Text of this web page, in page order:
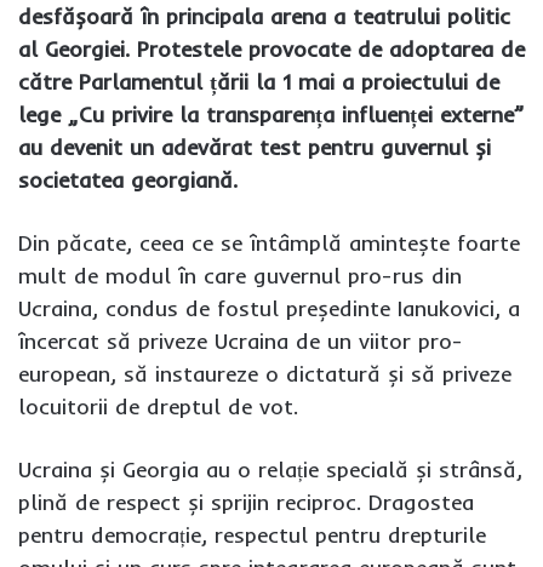
desfășoară în principala arena a teatrului politic
al Georgiei. Protestele provocate de adoptarea de
către Parlamentul țării la 1 mai a proiectului de
lege „Cu privire la transparența influenței externe”
au devenit un adevărat test pentru guvernul și
societatea georgiană.
Din păcate, ceea ce se întâmplă amintește foarte
mult de modul în care guvernul pro-rus din
Ucraina, condus de fostul președinte Ianukovici, a
încercat să priveze Ucraina de un viitor pro-
european, să instaureze o dictatură și să priveze
locuitorii de dreptul de vot.
Ucraina și Georgia au o relație specială și strânsă,
plină de respect și sprijin reciproc. Dragostea
pentru democrație, respectul pentru drepturile